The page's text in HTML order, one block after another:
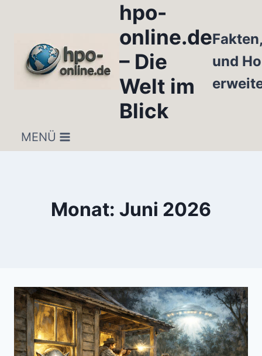
hpo-
online.de
– Die
Welt im
Blick
und
MENÜ
Monat: Juni 2026